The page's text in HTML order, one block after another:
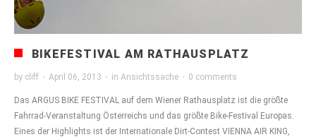
BIKEFESTIVAL AM RATHAUSPLATZ
by cliff · April 06, 2013 · in Ansichtssache · 0 comments
Das ARGUS BIKE FESTIVAL auf dem Wiener Rathausplatz ist die größte
Fahrrad-Veranstaltung Österreichs und das größte Bike-Festival Europas.
Eines der Highlights ist der Internationale Dirt-Contest VIENNA AIR KING,